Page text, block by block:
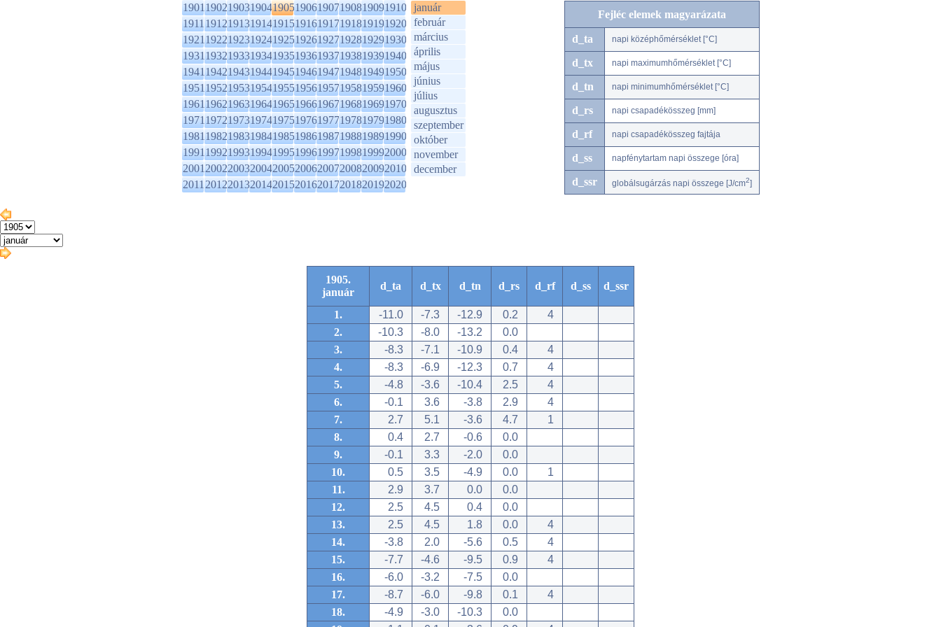
1901190219031904190519061907190819091910
1911191219131914191519161917191819191920
1921192219231924192519261927192819291930
1931193219331934193519361937193819391940
1941194219431944194519461947194819491950
1951195219531954195519561957195819591960
1961196219631964196519661967196819691970
1971197219731974197519761977197819791980
1981198219831984198519861987198819891990
1991199219931994199519961997199819992000
2001200220032004200520062007200820092010
2011201220132014201520162017201820192020
január
február
március
április
május
június
július
augusztus
szeptember
október
november
december
Fejléc elemek magyarázata
d_ta napi középhőmérséklet [°C]
d_tx napi maximumhőmérséklet [°C]
d_tn napi minimumhőmérséklet [°C]
d_rs napi csapadékösszeg [mm]
d_rf napi csapadékösszeg fajtája
d_ss napfénytartam napi összege [óra]
d_ssr globálsugárzás napi összege [J/cm2]
1905.
január
d_ta d_tx d_tn d_rs d_rf d_ss d_ssr
1. -11.0 -7.3 -12.9 0.2
4
2.
-10.3 -8.0 -13.2
0.0
3.
-8.3 -7.1 -10.9 0.4
4
4.
-8.3 -6.9 -12.3 0.7
4
5.
-4.8 -3.6 -10.4 2.5
4
6.
-0.1 3.6 -3.8 2.9
4
7.
2.7 5.1 -3.6 4.7
1
8.
0.4 2.7 -0.6
0.0
9.
-0.1 3.3 -2.0
0.0
10.
0.5 3.5 -4.9 0.0
1
11.
2.9 3.7 0.0
0.0
12.
2.5 4.5 0.4
0.0
13.
2.5 4.5 1.8 0.0
4
14.
-3.8 2.0 -5.6 0.5
4
15.
-7.7 -4.6 -9.5 0.9
4
16.
-6.0 -3.2 -7.5
0.0
17.
-8.7 -6.0 -9.8 0.1
4
18.
-4.9 -3.0 -10.3
0.0